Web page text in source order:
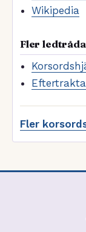
Wikipedia
Fler
Fler